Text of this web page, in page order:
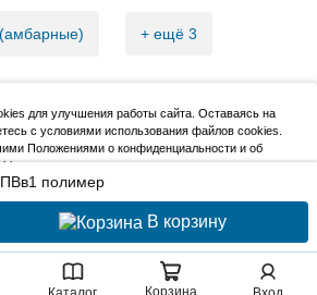
полимер
В корзину
+ ещё 3
2007–2026, НовМетиз
для улучшения работы сайта. Оставаясь на
с условиями использования файлов cookies.
Положениями о конфиденциальности и об
нажмите здесь.